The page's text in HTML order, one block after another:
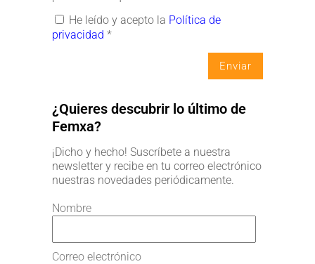
He leído y acepto la Política de
privacidad *
¿Quieres descubrir lo último de
Femxa?
¡Dicho y hecho! Suscríbete a nuestra
newsletter y recibe en tu correo electrónico
nuestras novedades periódicamente.
Nombre
Correo electrónico